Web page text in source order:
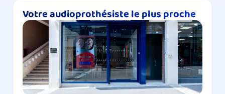
Votre audioprothésiste le plus proche